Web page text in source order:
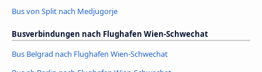
Bus von Split nach Medjugorje
Busverbindungen nach Flughafen Wien-Schwechat
Bus Belgrad nach Flughafen Wien-Schwechat